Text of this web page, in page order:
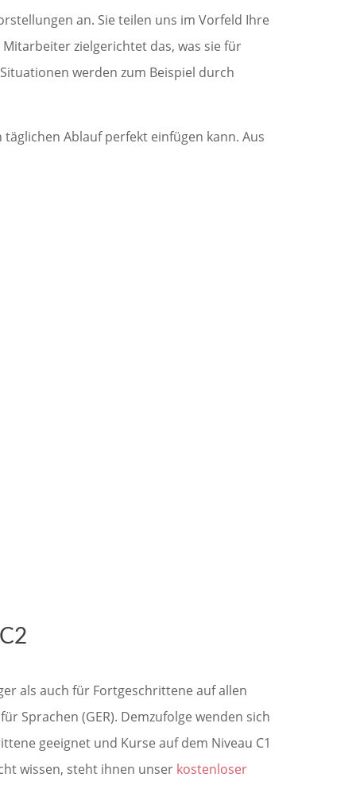
an. Sie teilen uns im Vorfeld Ihre
zielgerichtet das, was sie für
werden zum Beispiel durch
Ablauf perfekt einfügen kann. Aus
als auch für Fortgeschrittene auf allen
Sprachen (GER). Demzufolge wenden sich
geeignet und Kurse auf dem Niveau C1
wissen, steht ihnen unser kostenloser